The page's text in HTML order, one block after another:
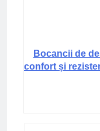
Bocancii de
confort și